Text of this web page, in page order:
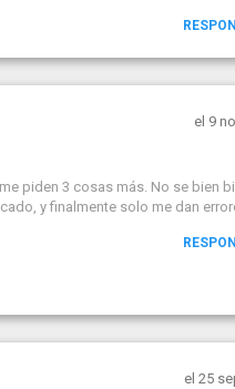
el 9
piden 3 cosas más. No se bien
y finalmente solo me dan
el 25